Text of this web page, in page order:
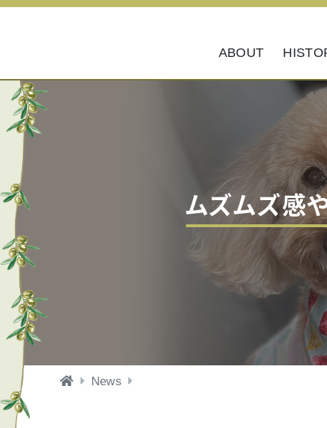
ABOUT
ムズムズ感
 News